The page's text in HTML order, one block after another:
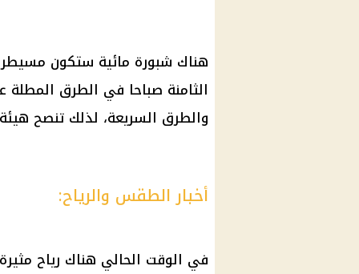
هناك شبورة مائية ستكون
الثامنة صباحا في الطرق المطلة
والطرق السريعة، لذلك تنصح هيئة
أخبار الطقس والرياح:
في الوقت الحالي هناك رياح